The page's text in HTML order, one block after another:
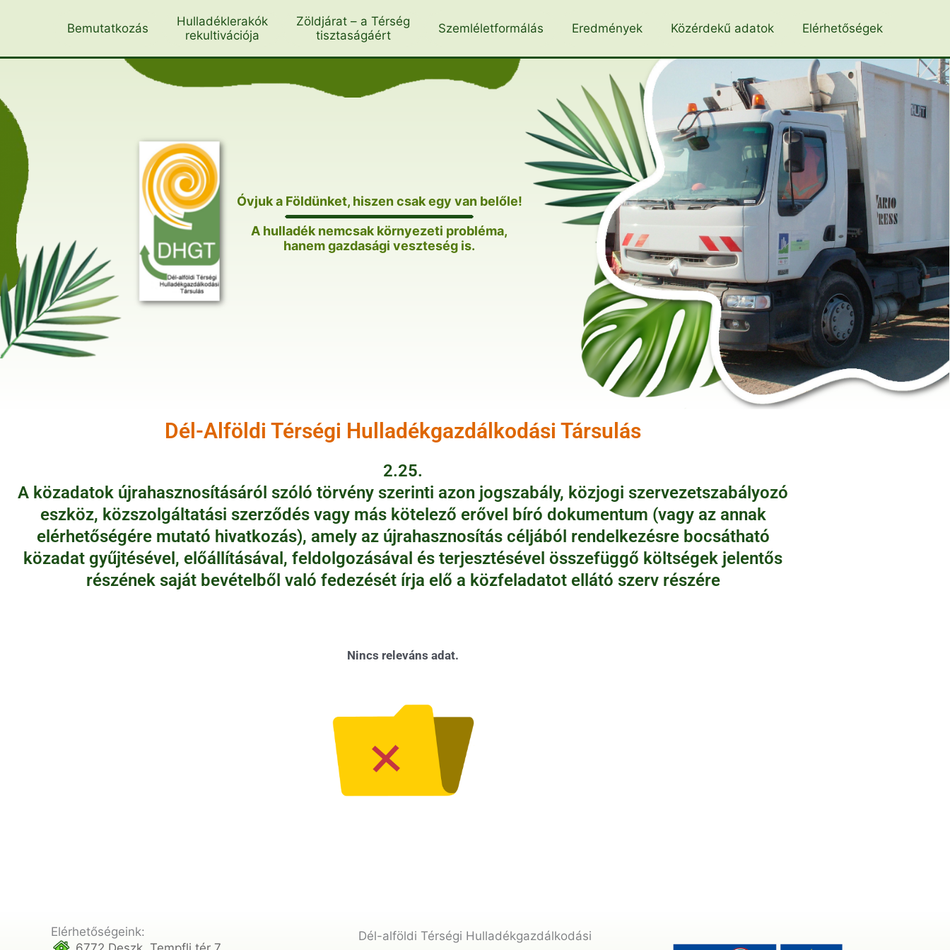
Bemutatkozás
Hulladéklerakók
rekultivációja
Zöldjárat – a Térség
tisztaságáért
Szemléletformálás Eredmények Közérdekű adatok Elérhetőségek
Óvjuk a Földünket, hiszen csak egy van belőle!
A hulladék nemcsak környezeti probléma,
hanem gazdasági veszteség is.
Dél-Alföldi Térségi Hulladékgazdálkodási Társulás
2.25.
A közadatok újrahasznosításáról szóló törvény szerinti azon jogszabály, közjogi szervezetszabályozó
eszköz, közszolgáltatási szerződés vagy más kötelező erővel bíró dokumentum (vagy az annak
elérhetőségére mutató hivatkozás), amely az újrahasznosítás céljából rendelkezésre bocsátható
közadat gyűjtésével, előállításával, feldolgozásával és terjesztésével összefüggő költségek jelentős
részének saját bevételből való fedezését írja elő a közfeladatot ellátó szerv részére
Nincs releváns adat.
Elérhetőségeink:
Dél-alföldi Térségi Hulladékgazdálkodási